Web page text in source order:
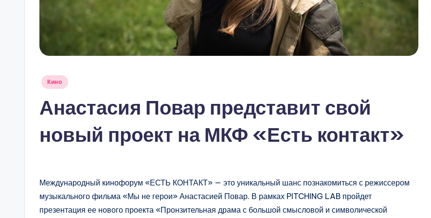
Ы
Опубликовано
Кино
Анастасия Повар представит свой
новый проект на МКФ «Есть контакт»
Международный кинофорум «ЕСТЬ КОНТАКТ» — это уникальный шанс познакомиться с режиссером
музыкального фильма «Мы не герои» Анастасией Повар. В рамках PITCHING LAB пройдет
презентация ее нового проекта «Пронзительная драма с большой смысловой и символической